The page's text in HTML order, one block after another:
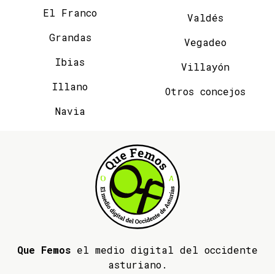
El Franco
Grandas
Ibias
Illano
Navia
Valdés
Vegadeo
Villayón
Otros concejos
Que Femos el medio digital del occidente
asturiano.